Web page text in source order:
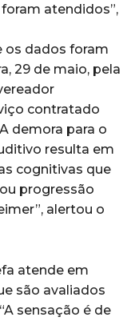
atendidos”,
os dados foram
29 de maio, pela
contratado
demora para o
resulta em
cognitivas que
progressão
alertou o
atende em
são avaliados
sensação é de